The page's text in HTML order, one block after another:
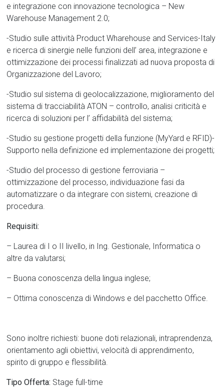
e integrazione con innovazione tecnologica – New
Warehouse Management 2.0;
-Studio sulle attività Product Wharehouse and Services-Italy
e ricerca di sinergie nelle funzioni dell’ area, integrazione e
ottimizzazione dei processi finalizzati ad nuova proposta di
Organizzazione del Lavoro;
-Studio sul sistema di geolocalizzazione, miglioramento del
sistema di tracciabilità ATON – controllo, analisi criticità e
ricerca di soluzioni per l’ affidabilità del sistema;
-Studio su gestione progetti della funzione (MyYard e RFID)-
Supporto nella definizione ed implementazione dei progetti;
-Studio del processo di gestione ferroviaria –
ottimizzazione del processo, individuazione fasi da
automatizzare o da integrare con sistemi, creazione di
procedura.
Requisiti:
– Laurea di I o II livello, in Ing. Gestionale, Informatica o
altre da valutarsi;
– Buona conoscenza della lingua inglese;
– Ottima conoscenza di Windows e del pacchetto Office.
Sono inoltre richiesti: buone doti relazionali, intraprendenza,
orientamento agli obiettivi, velocità di apprendimento,
spirito di gruppo e flessibilità.
Tipo Offerta: Stage full-time